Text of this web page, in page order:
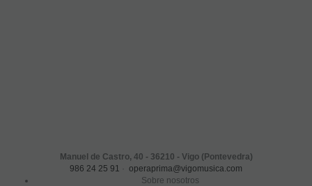
Manuel de Castro, 40 - 36210 - Vigo (Pontevedra)
986 24 25 91
operaprima@vigomusica.com
Sobre nosotros